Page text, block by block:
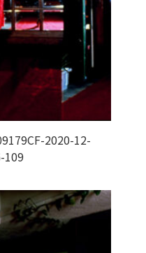
2020-12-
109